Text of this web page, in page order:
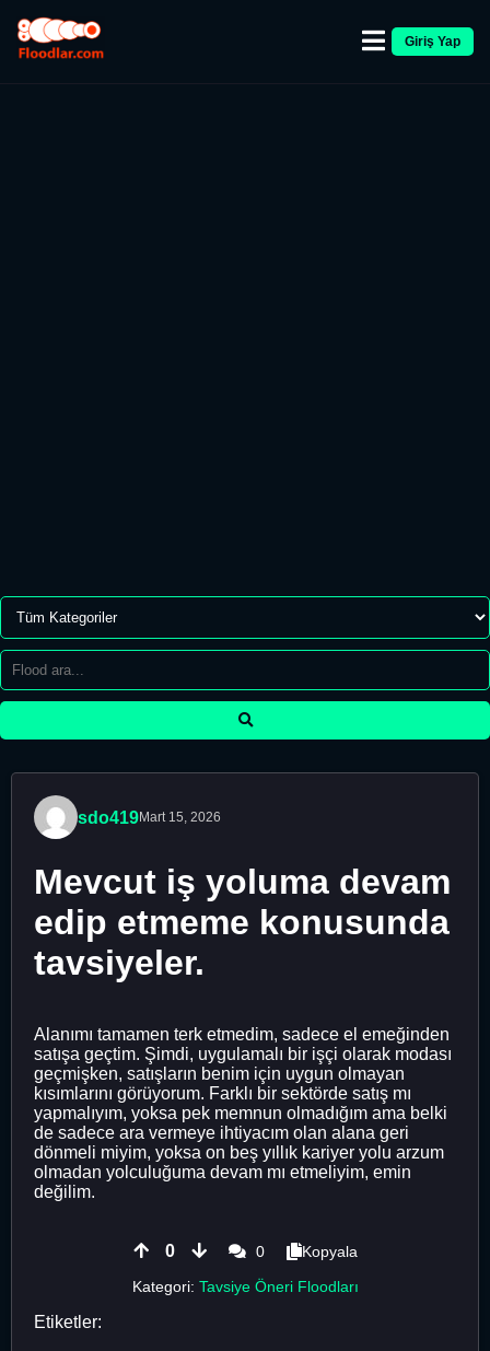
Giriş Yap
sdo419Mart 15, 2026
Mevcut iş yoluma devam
edip etmeme konusunda
tavsiyeler.
Alanımı tamamen terk etmedim, sadece el emeğinden
satışa geçtim. Şimdi, uygulamalı bir işçi olarak modası
geçmişken, satışların benim için uygun olmayan
kısımlarını görüyorum. Farklı bir sektörde satış mı
yapmalıyım, yoksa pek memnun olmadığım ama belki
de sadece ara vermeye ihtiyacım olan alana geri
dönmeli miyim, yoksa on beş yıllık kariyer yolu arzum
olmadan yolculuğuma devam mı etmeliyim, emin
değilim.
0 0
Kopyala
Kategori: Tavsiye Öneri Floodları
Etiketler: